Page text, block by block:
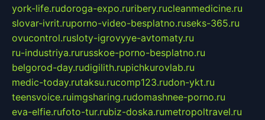
york-life.rudoroga-expo.ruribery.rucleanmedicine.ru
slovar-ivrit.ruporno-video-besplatno.ruseks-365.ru
ovucontrol.rusloty-igrovyye-avtomaty.ru
ru-industriya.rurusskoe-porno-besplatno.ru
belgorod-day.rudigilith.rupichkurovlab.ru
medic-today.rutaksu.rucomp123.rudon-ykt.ru
teensvoice.ruimgsharing.rudomashnee-porno.ru
eva-elfie.rufoto-tur.rubiz-doska.rumetropoltravel.ru